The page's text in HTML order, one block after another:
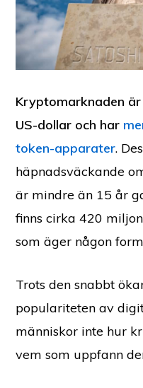
Kryptomarknaden
US-dollar och har
token-apparater.
häpnadsväckande
är mindre än 15 år
finns cirka 420
som äger någon
Trots den snabbt
populariteten av
människor inte hur
vem som uppfann